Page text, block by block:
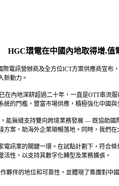
HGC環電在中國內地取得增.
電訊營辦商及全方位ICT方案供應商宣
新動力。
在內地深耕超過二十年，一直是OTT串
的門檻，豐富市場供應，積極強化中國與
能無縫支持雙向跨境業務發展 — 既協助
案，助海外企業順暢落地。同時，我們
訊業的關鍵一環。在試點計劃下，符
性，以支持其數字化轉型及業務擴張。
夥伴的地位和可靠性，並體現了集團對